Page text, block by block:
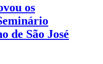
os
de São José